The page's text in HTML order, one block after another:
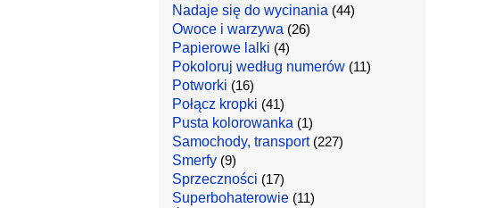
Nadaje się do wycinania (44)
Owoce i warzywa (26)
Papierowe lalki (4)
Pokoloruj według numerów(11)
Potworki (16)
Połącz kropki (41)
Pusta kolorowanka (1)
Samochody, transport(227)
Smerfy(9)
Sprzeczności (17)
Superbohaterowie(11)